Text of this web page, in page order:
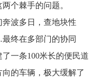
个棘手的问题。
波多日，查地块性
终在多部门的协同
一条100米长的便民道
的车辆，极大缓解了